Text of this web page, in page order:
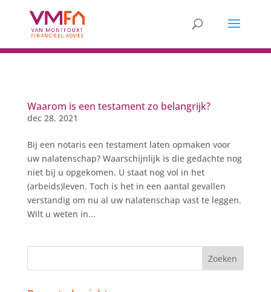
Waarom is een testament zo belangrijk?
dec 28, 2021
Bij een notaris een testament laten opmaken voor
uw nalatenschap? Waarschijnlijk is die gedachte nog
niet bij u opgekomen. U staat nog vol in het
(arbeids)leven. Toch is het in een aantal gevallen
verstandig om nu al uw nalatenschap vast te leggen.
Wilt u weten in...